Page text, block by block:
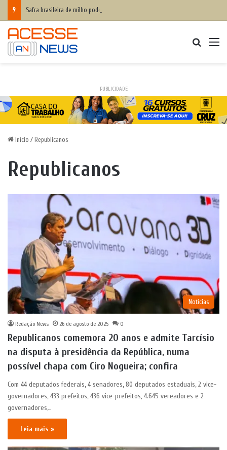
Safra brasileira de milho pode superar 140 milhões de toneladas
PUBLICIDADE
Início / Republicanos
Republicanos
Notícias
Redação News 26 de agosto de 2025 0
Republicanos comemora 20 anos e admite Tarcísio
na disputa à presidência da República, numa
possível chapa com Ciro Nogueira; confira
Com 44 deputados federais, 4 senadores, 80 deputados estaduais, 2 vice-
governadores, 433 prefeitos, 436 vice-prefeitos, 4.645 vereadores e 2
governadores,…
Leia mais »